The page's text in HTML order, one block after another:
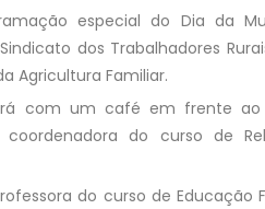
especial do Dia da
dos Trabalhadores
Agricultura Familiar.
com um café em frente
do curso de
do curso de Educação